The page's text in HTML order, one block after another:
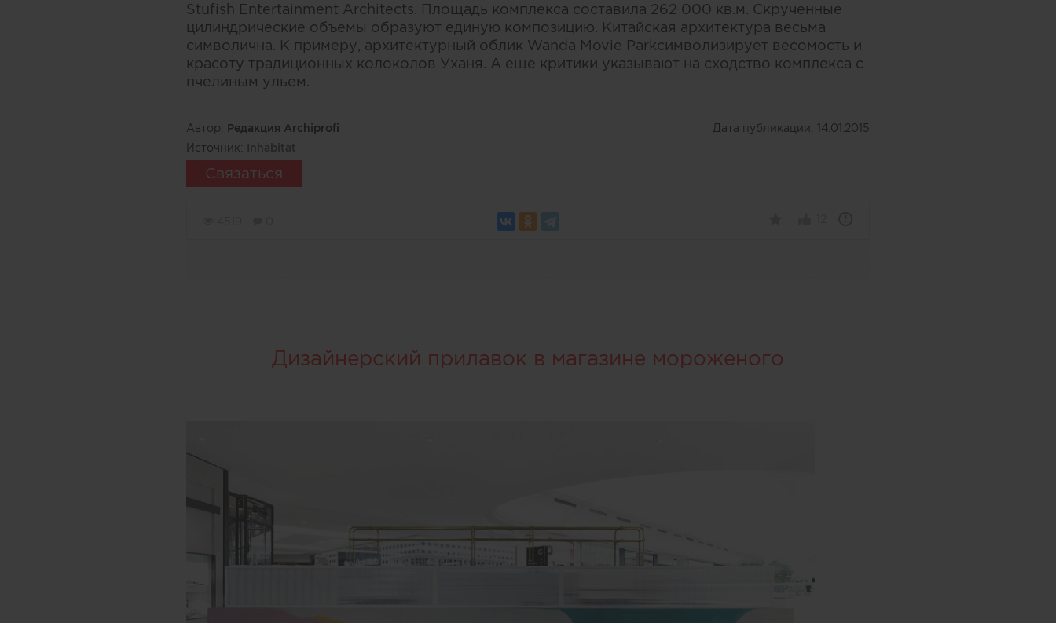
Stufish Entertainment Architects. Площадь комплекса составила 262 000 кв.м. Скрученные
цилиндрические объемы образуют единую композицию. Китайская архитектура весьма
символична. К примеру, архитектурный облик Wanda Movie Parkсимволизирует весомость и
красоту традиционных колоколов Уханя. А еще критики указывают на сходство комплекса с
пчелиным ульем.
Автор: Редакция Archiprofi Дата публикации: 14.01.2015
Источник: Inhabitat
Связаться
Дизайнерский прилавок в магазине мороженого